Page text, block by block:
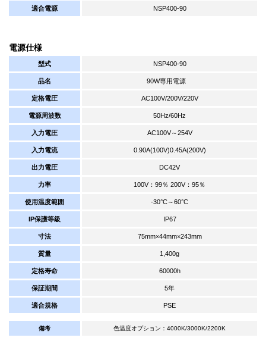
適合電源 NSP400-90
電源仕様
型式 NSP400-90
品名 90W専用電源
定格電圧 AC100V/200V/220V
電源周波数 50Hz/60Hz
入力電圧 AC100V～254V
入力電流 0.90A(100V)0.45A(200V)
出力電圧 DC42V
力率 100V：99％ 200V：95％
使用温度範囲 -30°C～60°C
IP保護等級 IP67
寸法 75mm×44mm×243mm
質量 1,400g
定格寿命 60000h
保証期間 5年
適合規格 PSE
備考 色温度オプション：4000K/3000K/2200K